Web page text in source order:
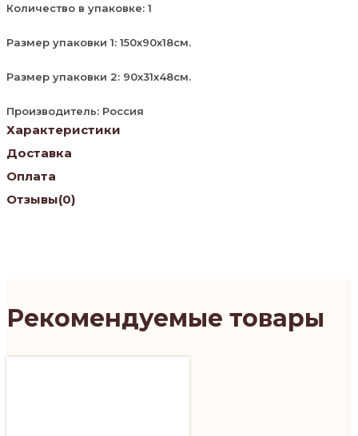
Количество в упаковке: 1
Размер упаковки 1: 150х90х18см.
Размер упаковки 2: 90х31х48см.
Производитель: Россия
Характеристики
Доставка
Оплата
Отзывы(0)
Рекомендуемые товары